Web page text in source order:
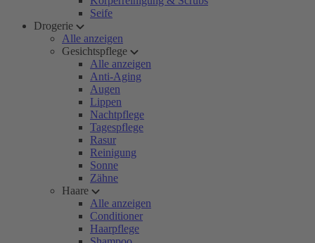
Seife
Drogerie
Alle anzeigen
Gesichtspflege
Alle anzeigen
Anti-Aging
Augen
Lippen
Nachtpflege
Tagespflege
Rasur
Reinigung
Sonne
Zähne
Haare
Alle anzeigen
Conditioner
Haarpflege